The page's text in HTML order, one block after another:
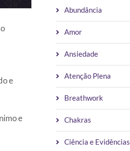
e
e
Abundância
Amor
Ansiedade
Atenção Plena
Breathwork
Chakras
Ciência e Evidências